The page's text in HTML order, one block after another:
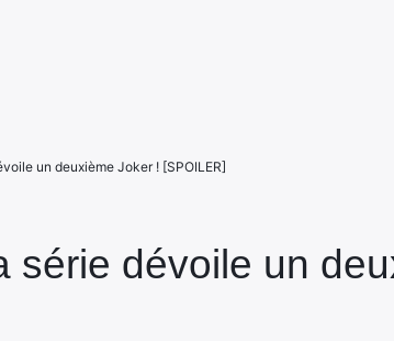
série dévoile un
un deuxième Joker ! [SPOILER]